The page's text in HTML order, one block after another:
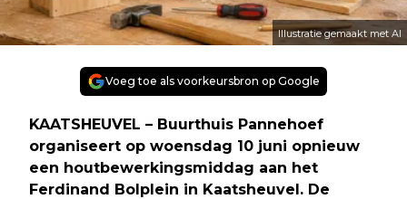
Illustratie gemaakt met AI
Voeg toe als voorkeursbron op Google
KAATSHEUVEL – Buurthuis Pannehoef
organiseert op woensdag 10 juni opnieuw
een houtbewerkingsmiddag aan het
Ferdinand Bolplein in Kaatsheuvel. De